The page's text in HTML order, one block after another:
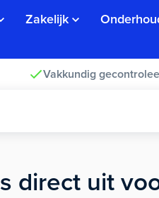
Zakelijk
Vakkundig
direct uit